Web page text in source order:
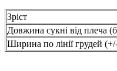
Зріст
Довжина сукні від плеча
Ширина по лінії грудей